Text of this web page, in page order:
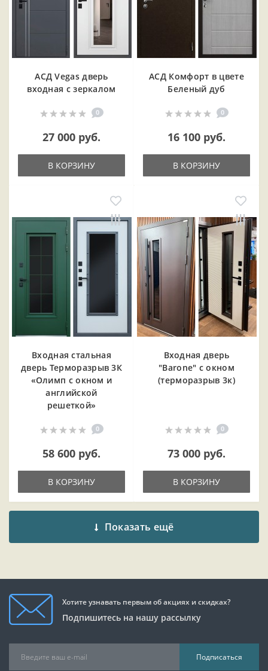
АСД Vegas дверь
входная с зеркалом
0
27 000 руб.
В КОРЗИНУ
АСД Комфорт в цвете
Беленый дуб
0
16 100 руб.
В КОРЗИНУ
Входная cтальная
дверь Терморазрыв 3К
«Олимп с окном и
английской
решеткой»
0
58 600 руб.
В КОРЗИНУ
Входная дверь
"Barone" с окном
(терморазрыв 3к)
0
73 000 руб.
В КОРЗИНУ
Показать ещё
Хотите узнавать первым об акциях и скидках?
Подпишитесь на нашу рассылку
Подписаться